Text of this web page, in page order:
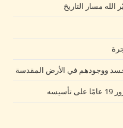
مسار التاريخ
ووجودهم في الأرض المقدسة